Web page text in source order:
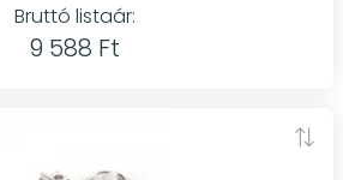
Bruttó listaár:
9 588 Ft